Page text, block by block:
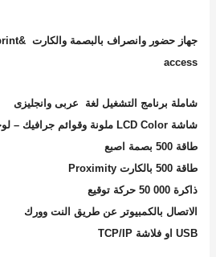
جهاز حضور وانصراف بالبصمة والكارت
access
شاملة برنامج التشغيل لغة عربى وانجليزى
شاشةLCD Color ملونة وقوائم جرافيك –
طاقة500 بصمة اصبع
طاقة500 بالكارتProximity
ذاكرة 000
50 حركة توقيع
الاتصال بالكمبيوتر عن طريق النت وورك
TCP/IPاو فلاشة USB